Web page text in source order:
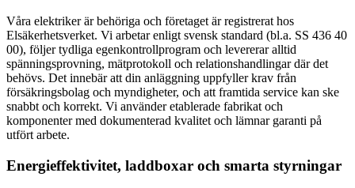
Våra elektriker är behöriga och företaget är registrerat hos
Elsäkerhetsverket. Vi arbetar enligt svensk standard (bl.a. SS 436 40
00), följer tydliga egenkontrollprogram och levererar alltid
spänningsprovning, mätprotokoll och relationshandlingar där det
behövs. Det innebär att din anläggning uppfyller krav från
försäkringsbolag och myndigheter, och att framtida service kan ske
snabbt och korrekt. Vi använder etablerade fabrikat och
komponenter med dokumenterad kvalitet och lämnar garanti på
utfört arbete.
Energieffektivitet, laddboxar och smarta styrningar